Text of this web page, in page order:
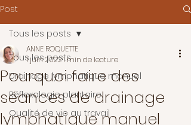
Post
Tous les posts
Drainage lymphatique manuel
Réflexologie plantaire
Qualité de vie au travail
Tous les posts
Pourquoi faire des
séances de drainage
lymphatique manuel
ANNE ROQUETTE
1 juin 20221 min de lecture